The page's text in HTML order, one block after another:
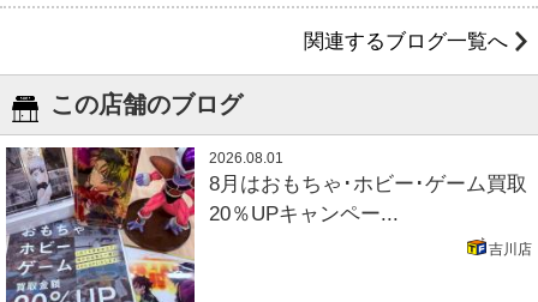
関連するブログ一覧へ
この店舗のブログ
2026.08.01
8月はおもちゃ･ホビー･ゲーム買取
20％UPキャンペー...
吉川店